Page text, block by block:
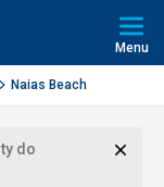
Menu
Naias Beach
do